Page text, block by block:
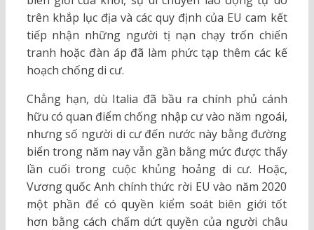
trên khắp lục địa và các quy định của EU cam kết
tiếp nhận những người tị nạn chạy trốn chiến
tranh hoặc đàn áp đã làm phức tạp thêm các kế
hoạch chống di cư.
Chẳng hạn, dù Italia đã bầu ra chính phủ cánh
hữu có quan điểm chống nhập cư vào năm ngoái,
nhưng số người di cư đến nước này bằng đường
biển trong năm nay vẫn gần bằng mức được thấy
lần cuối trong cuộc khủng hoảng di cư. Hoặc,
Vương quốc Anh chính thức rời EU vào năm 2020
một phần để có quyền kiểm soát biên giới tốt
hơn bằng cách chấm dứt quyền của người châu